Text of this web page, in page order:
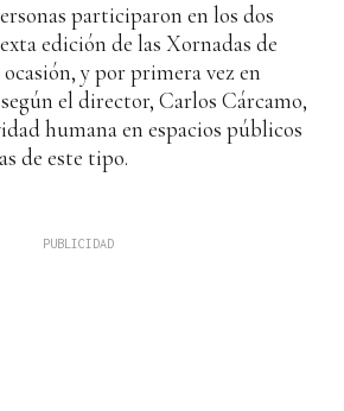
participaron en los dos
edición de las Xornadas de
y por primera vez en
el director, Carlos Cárcamo,
humana en espacios públicos
de este tipo.